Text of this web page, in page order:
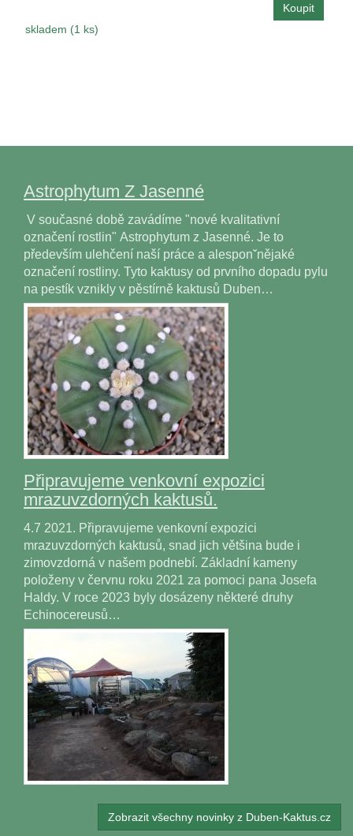
skladem (1 ks)
Astrophytum Z Jasenné
V současné době zavádíme "nové kvalitativní
označení rostlin" Astrophytum z Jasenné. Je to
především ulehčení naší práce a alesponˇnějaké
označení rostliny. Tyto kaktusy od prvního dopadu pylu
na pestík vznikly v pěstírně kaktusů Duben…
Připravujeme venkovní expozici
mrazuvzdorných kaktusů.
4.7 2021. Připravujeme venkovní expozici
mrazuvzdorných kaktusů, snad jich většina bude i
zimovzdorná v našem podnebí. Základní kameny
položeny v červnu roku 2021 za pomoci pana Josefa
Haldy. V roce 2023 byly dosázeny některé druhy
Echinocereusů…
Zobrazit všechny novinky z Duben-Kaktus.cz